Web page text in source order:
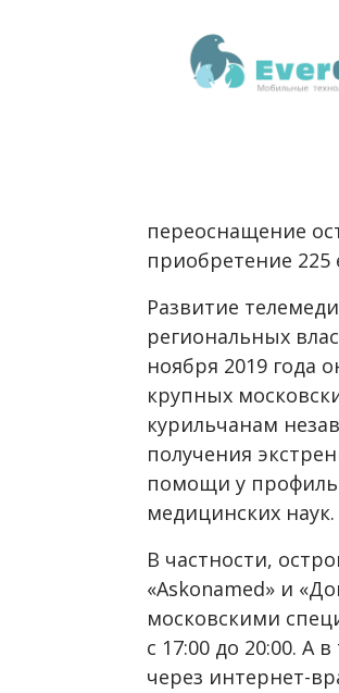
переоснащение
приобретение
Развитие
региональных
ноября 2019 года
крупных
курильчанам
получения
помощи у
медицинских наук.
В частности,
«Askonamed» и
московскими
с 17:00 до 20:00. А
через интернет-